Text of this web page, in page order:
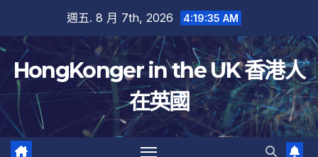
內
容
週五. 8 月 7th, 2026 4:19:35 AM
HongKonger in the UK 香港人
在英國